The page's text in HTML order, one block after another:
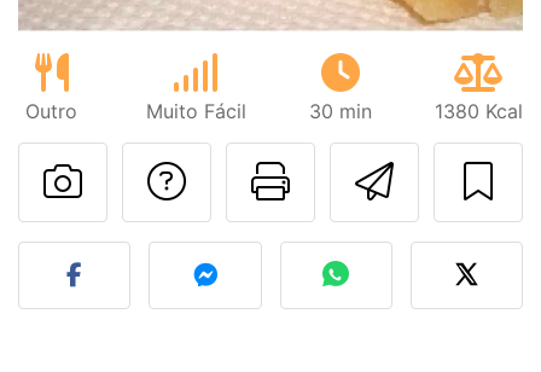
Outro Muito Fácil 30 min 1380 Kcal
Imprima
Falar com o autor
Fez esta receita?